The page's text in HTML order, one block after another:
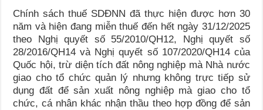
Chính sách thuế SDĐNN đã thực hiện được hơn 30
năm và hiện đang miễn thuế đến hết ngày 31/12/2025
theo Nghị quyết số 55/2010/QH12, Nghị quyết số
28/2016/QH14 và Nghị quyết số 107/2020/QH14 của
Quốc hội, trừ diện tích đất nông nghiệp mà Nhà nước
giao cho tổ chức quản lý nhưng không trực tiếp sử
dụng đất để sản xuất nông nghiệp mà giao cho tổ
chức, cá nhân khác nhận thầu theo hợp đồng để sản